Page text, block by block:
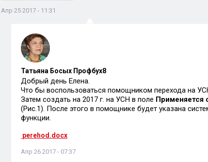
Апр 25 2017 - 11:31
Татьяна Босых Профбух8
Добрый день Елена.
Что бы воспользоваться помощником перехода на
Затем создать на 2017 г. на УСН в поле Применяется
(Рис.1). После этого в помощнике будет указана
функции.
perehod.docx
Апр 26 2017 - 07:37